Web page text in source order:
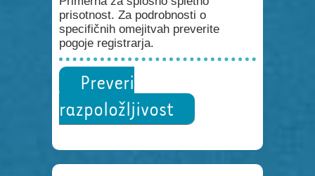
prisotnost. Za podrobnosti o
specifičnih omejitvah preverite
pogoje registrarja.
Preveri
razpoložljivost